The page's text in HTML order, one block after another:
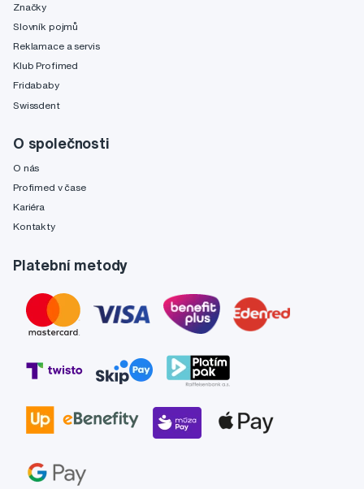
Značky
Slovník pojmů
Reklamace a servis
Klub Profimed
Fridababy
Swissdent
O společnosti
O nás
Profimed v čase
Kariéra
Kontakty
Platební metody